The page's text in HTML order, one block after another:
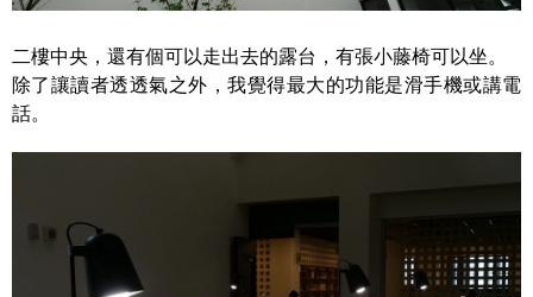
二樓中央，還有個可以走出去的露台，有張小藤椅可以坐。
除了讓讀者透透氣之外，我覺得最大的功能是滑手機或講電
話。